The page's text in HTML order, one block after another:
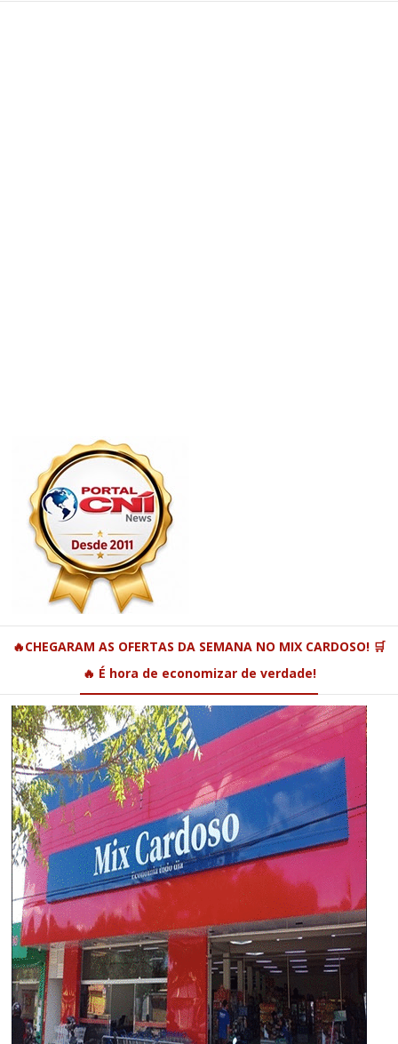
🔥CHEGARAM AS OFERTAS DA SEMANA NO MIX CARDOSO! 🛒
🔥 É hora de economizar de verdade!